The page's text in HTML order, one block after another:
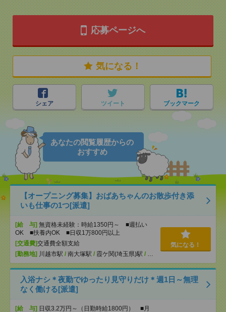
応募ページへ
気になる！
シェア ツイート ブックマーク
あなたの閲覧履歴からの
おすすめ
【オープニング募集】おばあちゃんのお散歩付き添
いも仕事の1つ[派遣]
[給 与] 無資格未経験：時給1350円～ ■週払い
OK ■扶養内OK ■日収1万800円以上
[交通費]交通費全額支給
[勤務地] 川越市駅 / 南大塚駅 / 霞ケ関(埼玉県)駅 / …
気になる！
入浴ナシ＊夜勤でゆったり見守りだけ＊週1日～無理
なく働ける[派遣]
[給 与] 日収3.2万円～（日勤時給1800円） ■月